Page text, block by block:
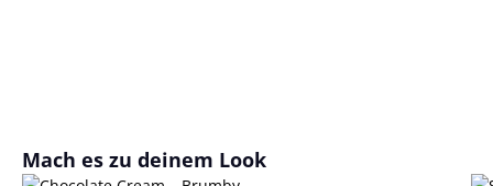
Produktgalerie überspringen
Mach es zu deinem Look